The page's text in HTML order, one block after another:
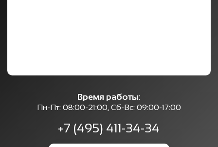
Время работы:
Пн-Пт: 08:00-21:00, Сб-Вс: 09:00-17:00
+7 (495) 411-34-34